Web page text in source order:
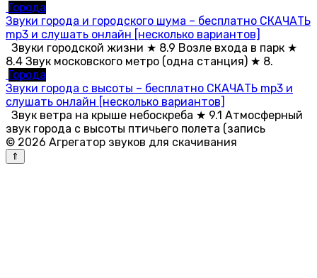
Города
Звуки города и городского шума – бесплатно СКАЧАТЬ
mp3 и слушать онлайн [несколько вариантов]
Звуки городской жизни ★ 8.9 Возле входа в парк ★
8.4 Звук московского метро (одна станция) ★ 8.
Города
Звуки города с высоты – бесплатно СКАЧАТЬ mp3 и
слушать онлайн [несколько вариантов]
Звук ветра на крыше небоскреба ★ 9.1 Атмосферный
звук города с высоты птичьего полета (запись
© 2026 Агрегатор звуков для скачивания